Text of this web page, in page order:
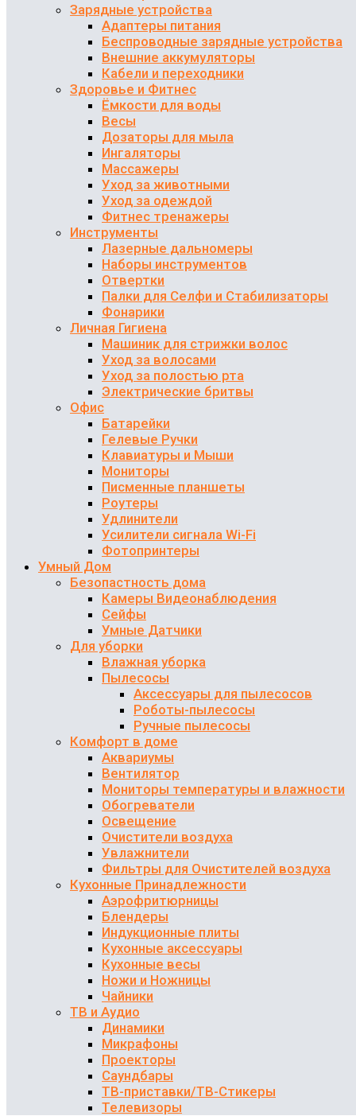
Зарядные устройства
Адаптеры питания
Беспроводные зарядные устройства
Внешние аккумуляторы
Кабели и переходники
Здоровье и Фитнес
Ёмкости для воды
Весы
Дозаторы для мыла
Ингаляторы
Массажеры
Уход за животными
Уход за одеждой
Фитнес тренажеры
Инструменты
Лазерные дальномеры
Наборы инструментов
Отвертки
Палки для Селфи и Стабилизаторы
Фонарики
Личная Гигиена
Машиник для стрижки волос
Уход за волосами
Уход за полостью рта
Электрические бритвы
Офис
Батарейки
Гелевые Ручки
Клавиатуры и Мыши
Мониторы
Писменные планшеты
Роутеры
Удлинители
Усилители сигнала Wi-Fi
Фотопринтеры
Умный Дом
Безопастность дома
Камеры Видеонаблюдения
Сейфы
Умные Датчики
Для уборки
Влажная уборка
Пылесосы
Аксессуары для пылесосов
Роботы-пылесосы
Ручные пылесосы
Комфорт в доме
Аквариумы
Вентилятор
Мониторы температуры и влажности
Обогреватели
Освещение
Очистители воздуха
Увлажнители
Фильтры для Очистителей воздуха
Кухонные Принадлежности
Аэрофритюрницы
Блендеры
Индукционные плиты
Кухонные аксессуары
Кухонные весы
Ножи и Ножницы
Чайники
ТВ и Аудио
Динамики
Микрафоны
Проекторы
Саундбары
ТВ-приставки/ТВ-Стикеры
Телевизоры